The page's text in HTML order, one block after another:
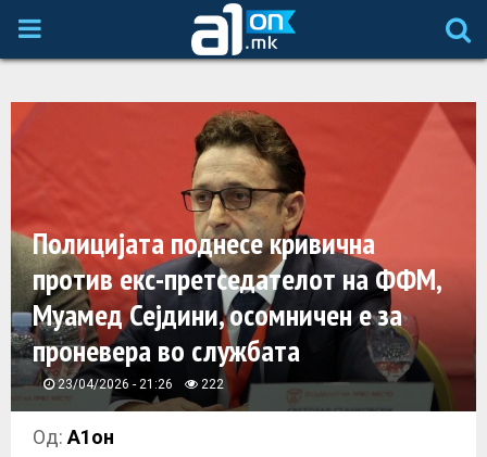
P
M
A
R
Y
M
Полицијата поднесе кривична
против екс-претседателот на ФФМ,
Муамед Сејдини, осомничен е за
проневера во службата
23/04/2026 - 21:26 222
Од:А1он